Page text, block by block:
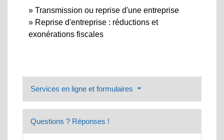
Transmission ou reprise d'une entreprise
Reprise d'entreprise : réductions et
exonérations fiscales
Services en ligne et formulaires
Questions ? Réponses !